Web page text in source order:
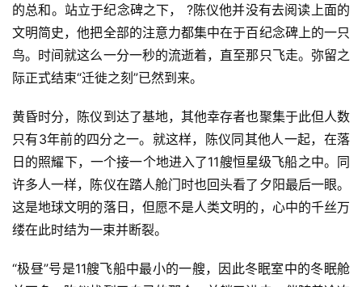
零
重
力
科
幻
征
文
投
的总和。站立于纪念碑之下， ?陈仪他并没有去阅读上面的
文明简史，他把全部的注意力都集中在于百纪念碑上的一只
鸟。时间就这么一分一秒的流逝着，直至那只飞走。弥留之
际正式结束“迁徙之刻”已然到来。
黄昏时分，陈仪到达了基地，其他幸存者也聚集于此但人数
只有3年前的四分之一。就这样，陈仪同其他人一起，在落
日的照耀下，一个接一个地进入了11艘恒星级飞船之中。同
许多人一样，陈仪在踏人舱门时也回头看了夕阳最后一眼。
这是地球文明的落日，但愿不是人类文明的，心中的千丝万
缕在此时结为一束并断裂。
“极昼”号是11艘飞船中最小的一艘，因此冬眠室中的冬眠舱